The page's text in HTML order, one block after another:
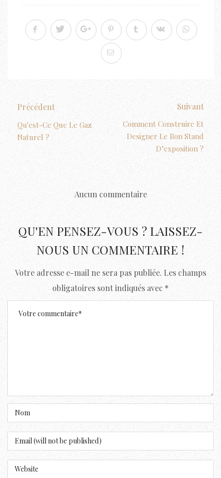
Précédent
Qu'est-Ce Que Le Gaz
Naturel ?
Suivant
Comment Construire Et
Designer Le Bon Stand
D’exposition ?
Aucun commentaire
QU'EN PENSEZ-VOUS ? LAISSEZ-
NOUS UN COMMENTAIRE !
Votre adresse e-mail ne sera pas publiée. Les champs
obligatoires sont indiqués avec*